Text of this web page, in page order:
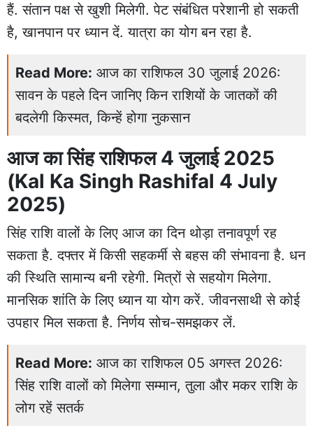
हैं. संतान पक्ष से खुशी मिलेगी. पेट संबंधित परेशानी हो सकती
है, खानपान पर ध्यान दें. यात्रा का योग बन रहा है.
Read More: आज का राशिफल 30 जुलाई 2026:
सावन के पहले दिन जानिए किन राशियों के जातकों की
बदलेगी किस्मत, किन्हें होगा नुकसान
आज का सिंह राशिफल 4 जुलाई 2025
(Kal Ka Singh Rashifal 4 July
2025)
सिंह राशि वालों के लिए आज का दिन थोड़ा तनावपूर्ण रह
सकता है. दफ्तर में किसी सहकर्मी से बहस की संभावना है. धन
की स्थिति सामान्य बनी रहेगी. मित्रों से सहयोग मिलेगा.
मानसिक शांति के लिए ध्यान या योग करें. जीवनसाथी से कोई
उपहार मिल सकता है. निर्णय सोच-समझकर लें.
Read More: आज का राशिफल 05 अगस्त 2026:
सिंह राशि वालों को मिलेगा सम्मान, तुला और मकर राशि के
लोग रहें सतर्क